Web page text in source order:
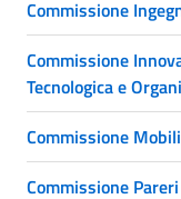
Commissione
Commissione
Tecnologica e
Commissione
Commissione Pareri